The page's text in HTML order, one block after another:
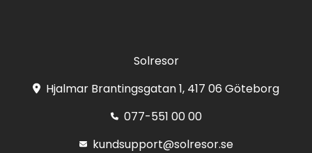
Solresor
Hjalmar Brantingsgatan 1, 417 06 Göteborg
077-551 00 00
kundsupport@solresor.se